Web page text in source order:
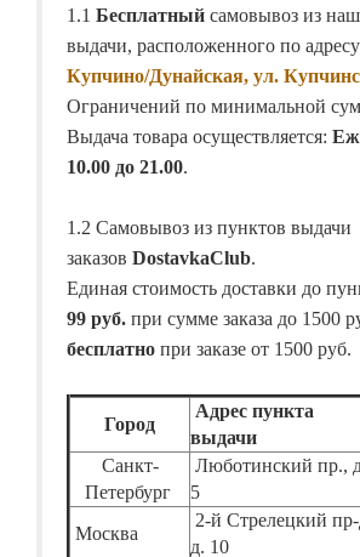
1.1 Бесплатный самовывоз из
выдачи, расположенного по
Купчино/Дунайская, ул.
Ограничений по минимальной
Выдача товара осуществляется:
10.00 до 21.00.
1.2 Самовывоз из пунктов выдачи
заказов DostavkaClub.
Единая стоимость доставки до
99 руб. при сумме заказа до 1500
бесплатно при заказе от 1500 руб.
Город
Адрес пункта
выдачи
Санкт-
Петербург
Люботинский пр.,
5
Москва
2-й Стрелецкий
д. 10